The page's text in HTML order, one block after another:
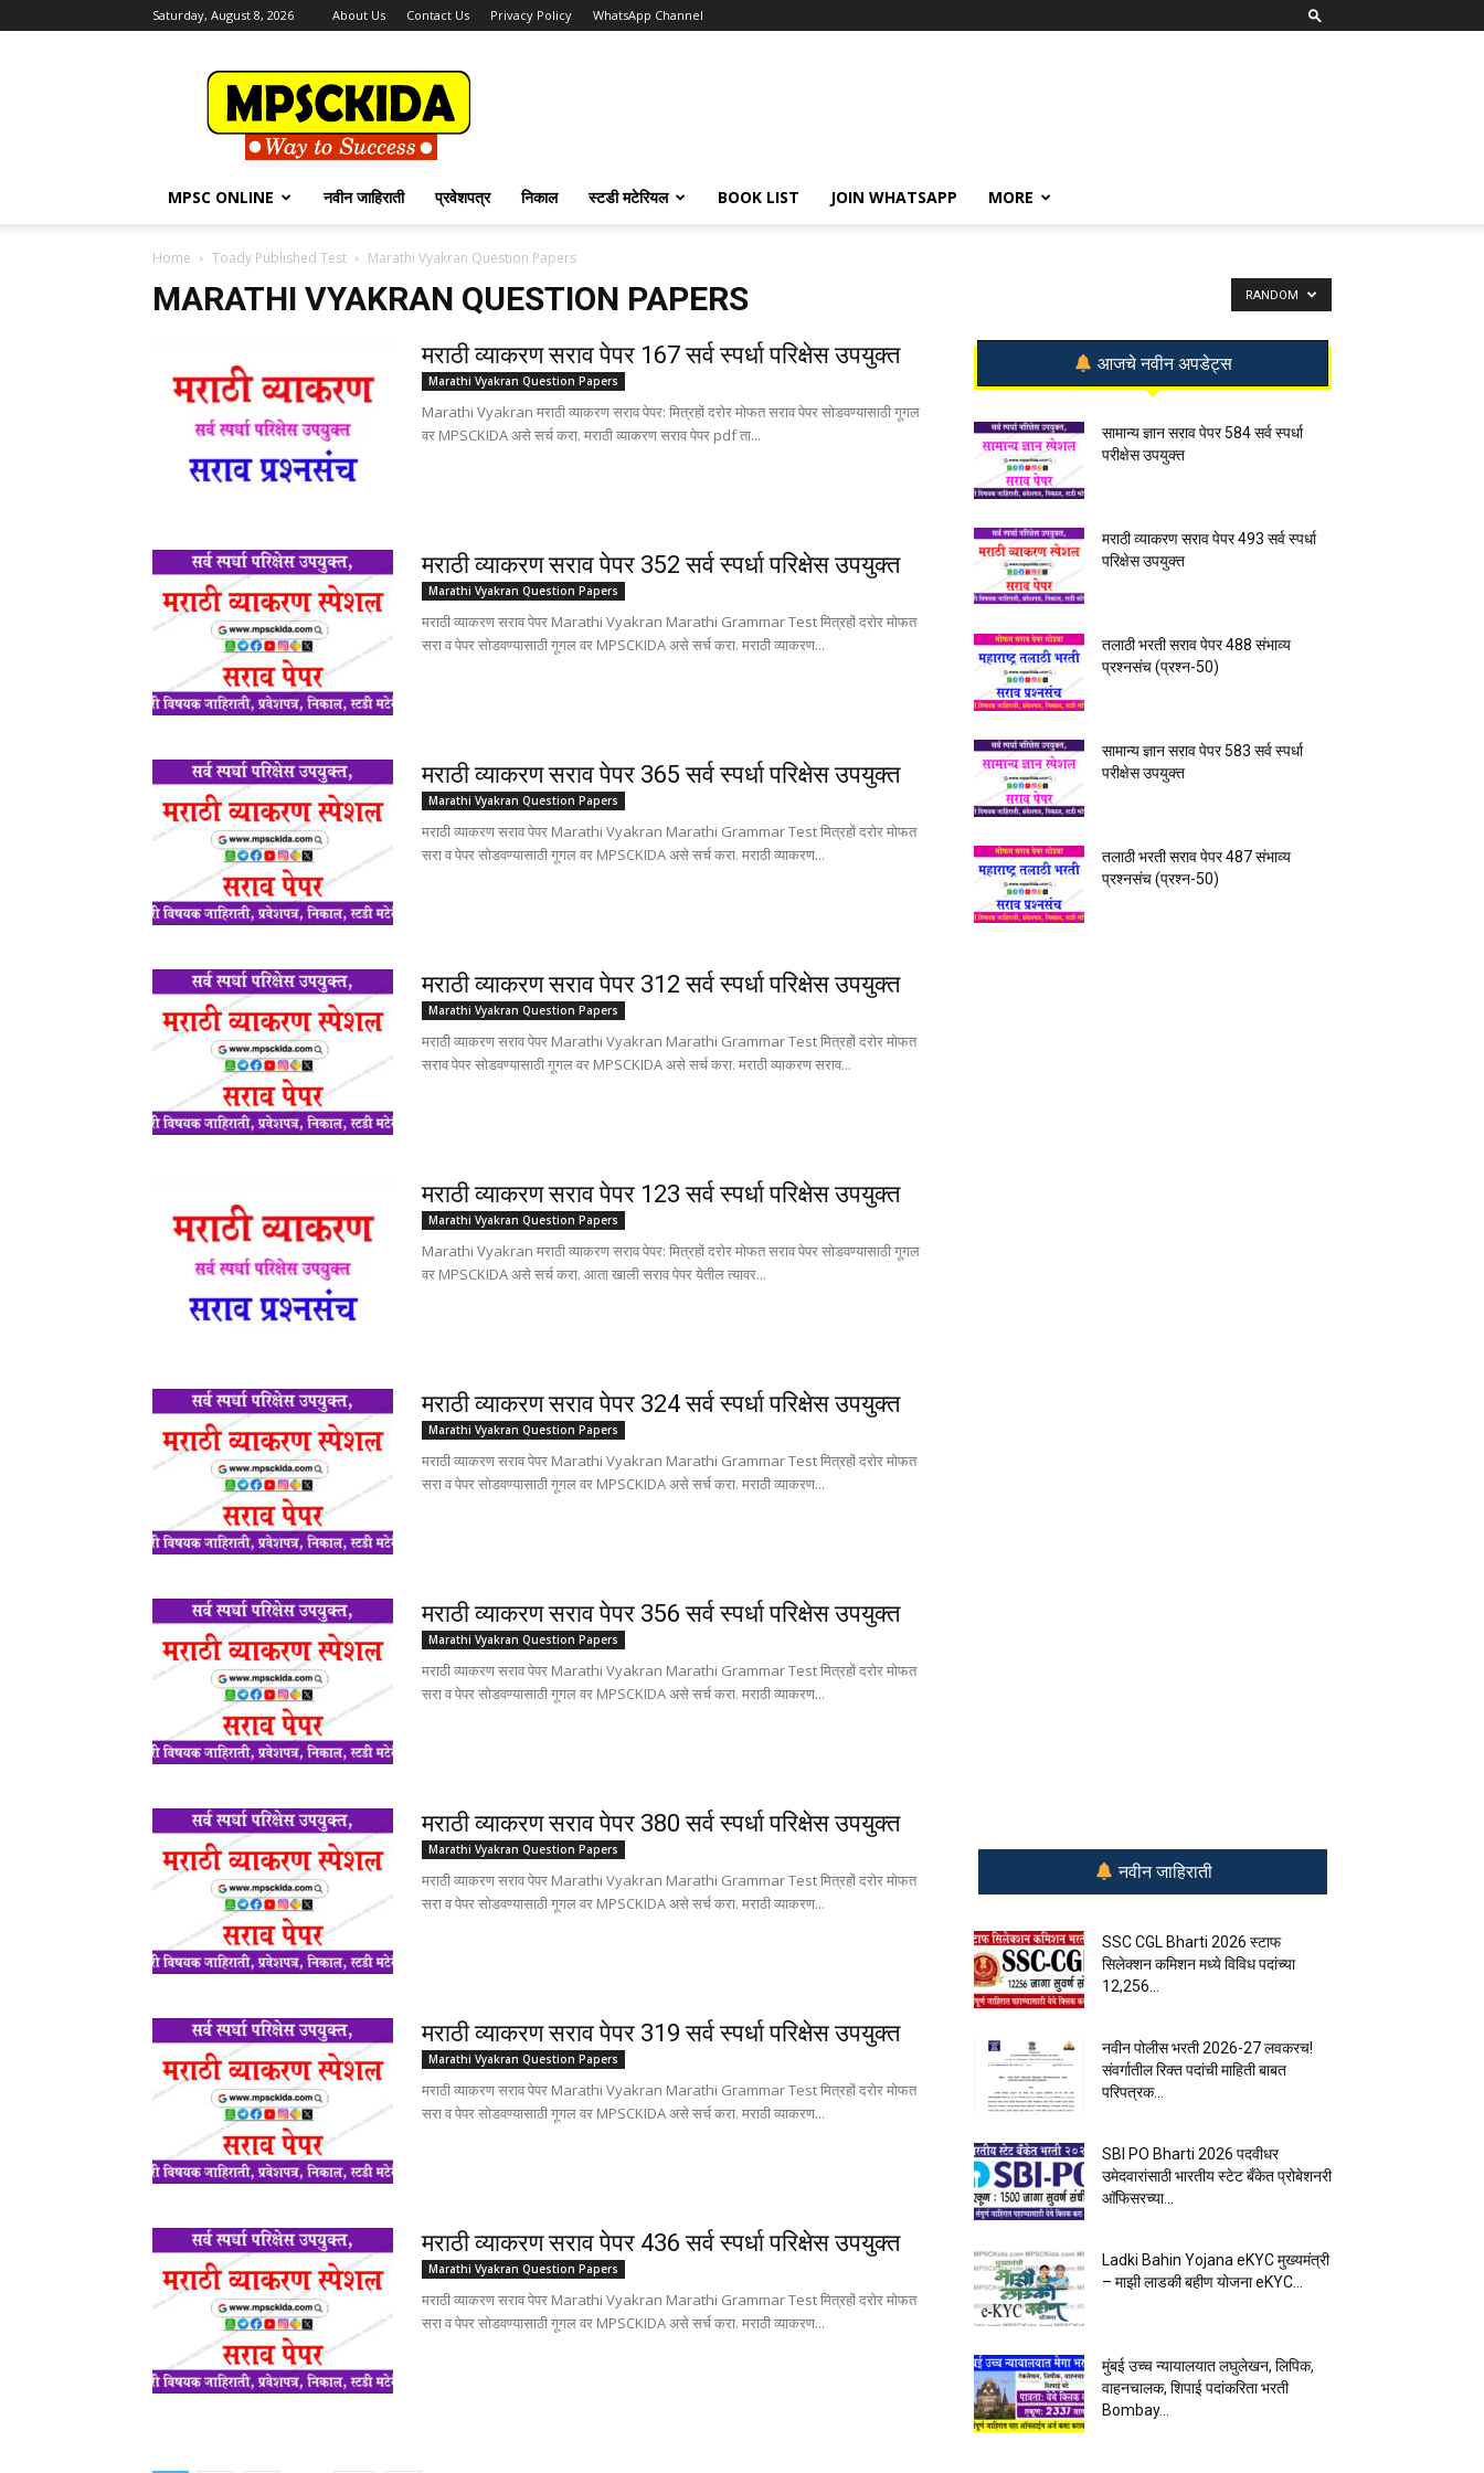
Saturday, August 8, 2026 About Us Contact Us Privacy Policy WhatsApp Channel
MPSCKida.com
सर्व
नवीन
जाहिराती
Letest
Jobs
MPSC ONLINE नवीन जाहिराती प्रवेशपत्र निकाल स्टडी मटेरियल BOOK LIST JOIN WHATSAPP MORE
Home Toady Published Test Marathi Vyakran Question Papers
MARATHI VYAKRAN QUESTION PAPERS RANDOM
मराठी व्याकरण सराव पेपर 167 सर्व स्पर्धा परिक्षेस उपयुक्त
Marathi Vyakran Question Papers
Marathi Vyakran मराठी व्याकरण सराव पेपर: मित्रहों दरोर मोफत सराव पेपर सोडवण्यासाठी गूगल
वर MPSCKIDA असे सर्च करा. मराठी व्याकरण सराव पेपर pdf ता...
मराठी व्याकरण सराव पेपर 352 सर्व स्पर्धा परिक्षेस उपयुक्त
Marathi Vyakran Question Papers
मराठी व्याकरण सराव पेपर Marathi Vyakran Marathi Grammar Test मित्रहों दरोर मोफत
सरा व पेपर सोडवण्यासाठी गूगल वर MPSCKIDA असे सर्च करा. मराठी व्याकरण...
मराठी व्याकरण सराव पेपर 365 सर्व स्पर्धा परिक्षेस उपयुक्त
Marathi Vyakran Question Papers
मराठी व्याकरण सराव पेपर Marathi Vyakran Marathi Grammar Test मित्रहों दरोर मोफत
सरा व पेपर सोडवण्यासाठी गूगल वर MPSCKIDA असे सर्च करा. मराठी व्याकरण...
मराठी व्याकरण सराव पेपर 312 सर्व स्पर्धा परिक्षेस उपयुक्त
Marathi Vyakran Question Papers
मराठी व्याकरण सराव पेपर Marathi Vyakran Marathi Grammar Test मित्रहों दरोर मोफत
सराव पेपर सोडवण्यासाठी गूगल वर MPSCKIDA असे सर्च करा. मराठी व्याकरण सराव...
मराठी व्याकरण सराव पेपर 123 सर्व स्पर्धा परिक्षेस उपयुक्त
Marathi Vyakran Question Papers
Marathi Vyakran मराठी व्याकरण सराव पेपर: मित्रहों दरोर मोफत सराव पेपर सोडवण्यासाठी गूगल
वर MPSCKIDA असे सर्च करा. आता खाली सराव पेपर येतील त्यावर...
मराठी व्याकरण सराव पेपर 324 सर्व स्पर्धा परिक्षेस उपयुक्त
Marathi Vyakran Question Papers
मराठी व्याकरण सराव पेपर Marathi Vyakran Marathi Grammar Test मित्रहों दरोर मोफत
सरा व पेपर सोडवण्यासाठी गूगल वर MPSCKIDA असे सर्च करा. मराठी व्याकरण...
मराठी व्याकरण सराव पेपर 356 सर्व स्पर्धा परिक्षेस उपयुक्त
Marathi Vyakran Question Papers
मराठी व्याकरण सराव पेपर Marathi Vyakran Marathi Grammar Test मित्रहों दरोर मोफत
सरा व पेपर सोडवण्यासाठी गूगल वर MPSCKIDA असे सर्च करा. मराठी व्याकरण...
मराठी व्याकरण सराव पेपर 380 सर्व स्पर्धा परिक्षेस उपयुक्त
Marathi Vyakran Question Papers
मराठी व्याकरण सराव पेपर Marathi Vyakran Marathi Grammar Test मित्रहों दरोर मोफत
सरा व पेपर सोडवण्यासाठी गूगल वर MPSCKIDA असे सर्च करा. मराठी व्याकरण...
मराठी व्याकरण सराव पेपर 319 सर्व स्पर्धा परिक्षेस उपयुक्त
Marathi Vyakran Question Papers
मराठी व्याकरण सराव पेपर Marathi Vyakran Marathi Grammar Test मित्रहों दरोर मोफत
सरा व पेपर सोडवण्यासाठी गूगल वर MPSCKIDA असे सर्च करा. मराठी व्याकरण...
मराठी व्याकरण सराव पेपर 436 सर्व स्पर्धा परिक्षेस उपयुक्त
Marathi Vyakran Question Papers
मराठी व्याकरण सराव पेपर Marathi Vyakran Marathi Grammar Test मित्रहों दरोर मोफत
सरा व पेपर सोडवण्यासाठी गूगल वर MPSCKIDA असे सर्च करा. मराठी व्याकरण...
आजचे नवीन अपडेट्स
सामान्य ज्ञान सराव पेपर 584 सर्व स्पर्धा
परीक्षेस उपयुक्त
मराठी व्याकरण सराव पेपर 493 सर्व स्पर्धा
परिक्षेस उपयुक्त
तलाठी भरती सराव पेपर 488 संभाव्य
प्रश्नसंच (प्रश्न-50)
सामान्य ज्ञान सराव पेपर 583 सर्व स्पर्धा
परीक्षेस उपयुक्त
तलाठी भरती सराव पेपर 487 संभाव्य
प्रश्नसंच (प्रश्न-50)
नवीन जाहिराती
SSC CGL Bharti 2026 स्टाफ
सिलेक्शन कमिशन मध्ये विविध पदांच्या
12,256...
नवीन पोलीस भरती 2026-27 लवकरच!
संवर्गातील रिक्त पदांची माहिती बाबत
परिपत्रक...
SBI PO Bharti 2026 पदवीधर
उमेदवारांसाठी भारतीय स्टेट बँकेत प्रोबेशनरी
आ‍ॅफिसरच्या...
Ladki Bahin Yojana eKYC मुख्यमंत्री
– माझी लाडकी बहीण योजना eKYC...
मुंबई उच्च न्यायालयात लघुलेखन, लिपिक,
वाहनचालक, शिपाई पदांकरिता भरती
Bombay...